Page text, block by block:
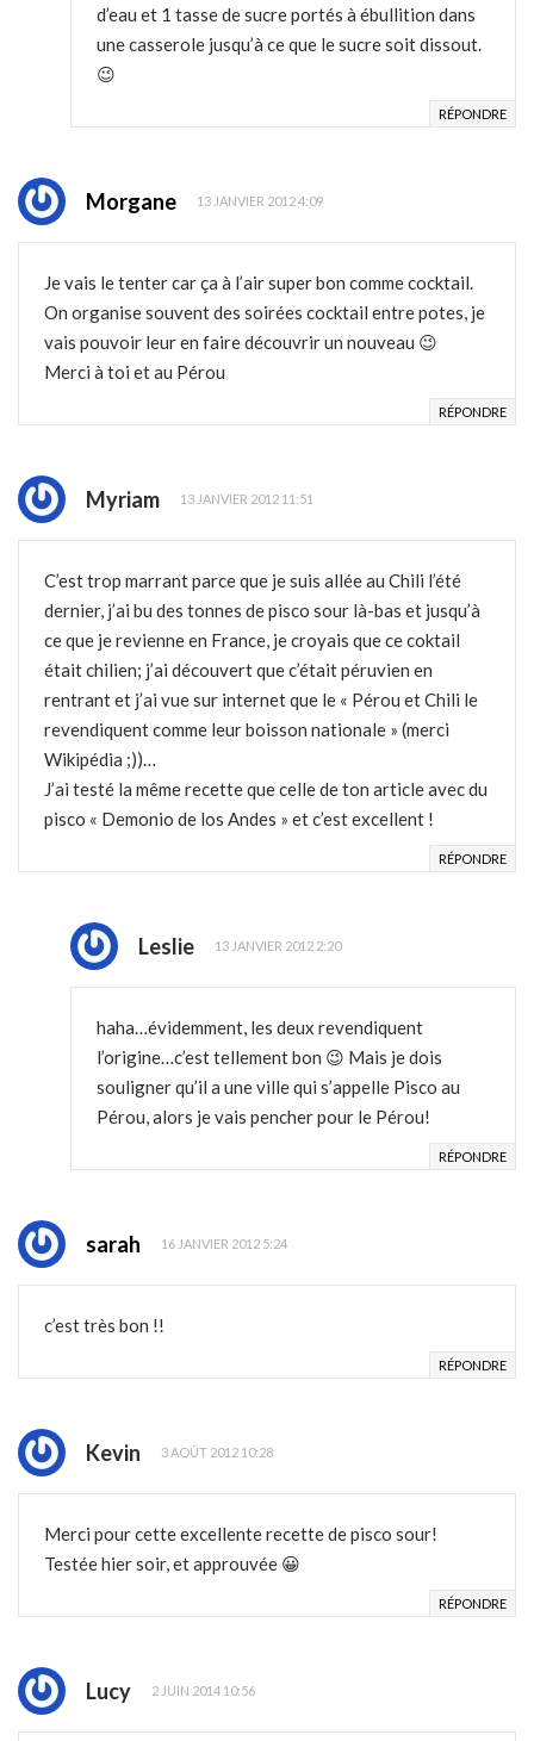
d’eau et 1 tasse de sucre portés à ébullition dans
une casserole jusqu’à ce que le sucre soit dissout.
😉
RÉPONDRE
Morgane 13 JANVIER 2012 4:09
Je vais le tenter car ça à l’air super bon comme cocktail.
On organise souvent des soirées cocktail entre potes, je
vais pouvoir leur en faire découvrir un nouveau 😉
Merci à toi et au Pérou
RÉPONDRE
Myriam 13 JANVIER 2012 11:51
C’est trop marrant parce que je suis allée au Chili l’été
dernier, j’ai bu des tonnes de pisco sour là-bas et jusqu’à
ce que je revienne en France, je croyais que ce coktail
était chilien; j’ai découvert que c’était péruvien en
rentrant et j’ai vue sur internet que le « Pérou et Chili le
revendiquent comme leur boisson nationale » (merci
Wikipédia ;))…
J’ai testé la même recette que celle de ton article avec du
pisco « Demonio de los Andes » et c’est excellent !
RÉPONDRE
Leslie 13 JANVIER 2012 2:20
haha…évidemment, les deux revendiquent
l’origine…c’est tellement bon 😉 Mais je dois
souligner qu’il a une ville qui s’appelle Pisco au
Pérou, alors je vais pencher pour le Pérou!
RÉPONDRE
sarah 16 JANVIER 2012 5:24
c’est très bon !!
RÉPONDRE
Kevin 3 AOÛT 2012 10:28
Merci pour cette excellente recette de pisco sour!
Testée hier soir, et approuvée 😀
RÉPONDRE
Lucy 2 JUIN 2014 10:56